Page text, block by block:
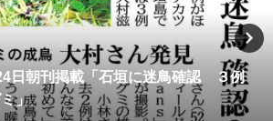
イロトリドリ～沖縄・八重山諸島編